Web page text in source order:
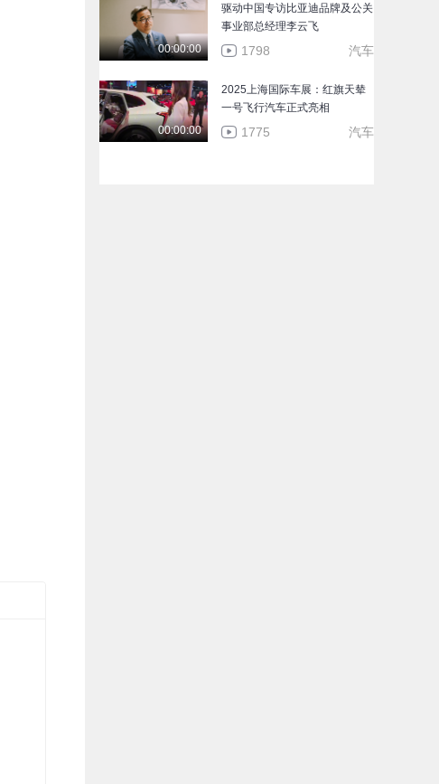
1767
00:00:00
性能媲美豹5，舒适比肩理
辆SUV？
1700
00:00:00
驱动中国专访比亚迪品牌及公关
事业部总经理李云飞
1798 汽车
00:00:00
2025上海国际车展：红旗天辇
一号飞行汽车正式亮相
1775 汽车